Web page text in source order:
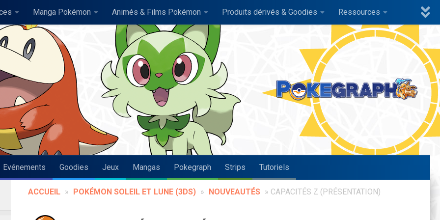
Manga Pokémon Animés & Films Pokémon Produits dérivés & Goodies Ressources
Evénements Goodies Jeux Mangas Pokegraph Strips Tutoriels
ACCUEIL » POKÉMON SOLEIL ET LUNE (3DS) » NOUVEAUTÉS » CAPACITÉS Z (PRÉSENTATION)